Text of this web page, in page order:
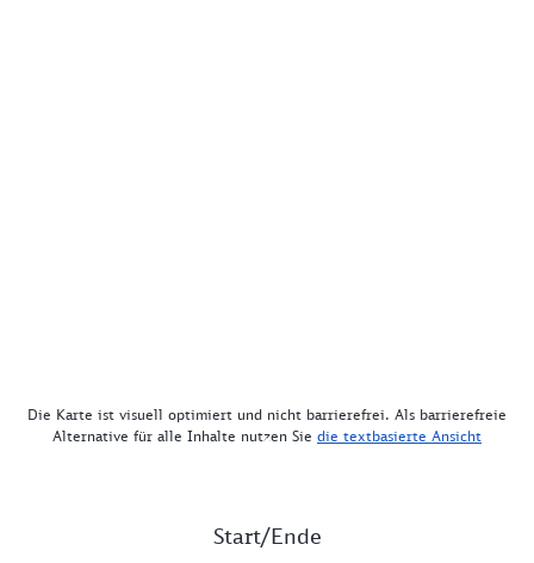
Die Karte ist visuell optimiert und nicht barrierefrei. Als barrierefreie
Alternative für alle Inhalte nutzen Sie die textbasierte Ansicht
Start/Ende